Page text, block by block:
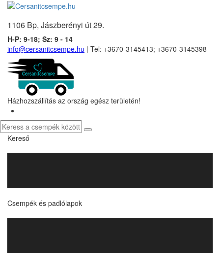
1106 Bp, Jászberényi út 29.
H-P: 9-18; Sz: 9 - 14
info@cersanitcsempe.hu | Tel: +3670-3145413; +3670-3145398
Házhozszállítás az ország egész területén!
Kereső
Csempék és padlólapok